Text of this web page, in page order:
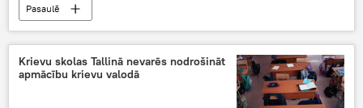
Pasaulē
Krievu skolas Tallinā nevarēs nodrošināt
apmācību krievu valodā